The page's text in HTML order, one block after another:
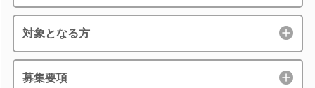
対象となる方
募集要項